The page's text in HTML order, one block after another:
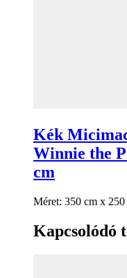
Kék
Winnie the
cm
Méret: 350 cm x 250
Kapcsolódó